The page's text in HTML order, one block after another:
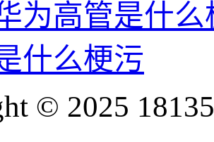
为高管是什么
什么梗污
© 2025